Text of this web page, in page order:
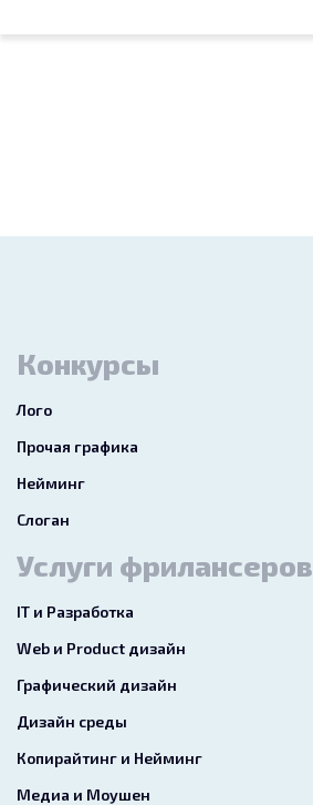
Конкурсы
Лого
Прочая графика
Нейминг
Слоган
Услуги фрилансеров
IT и Разработка
Web и Product дизайн
Графический дизайн
Дизайн среды
Копирайтинг и Нейминг
Медиа и Моушен